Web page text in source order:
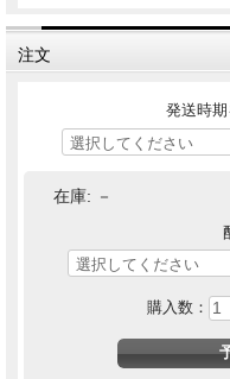
注文
発送時期
在庫: －
購入数：